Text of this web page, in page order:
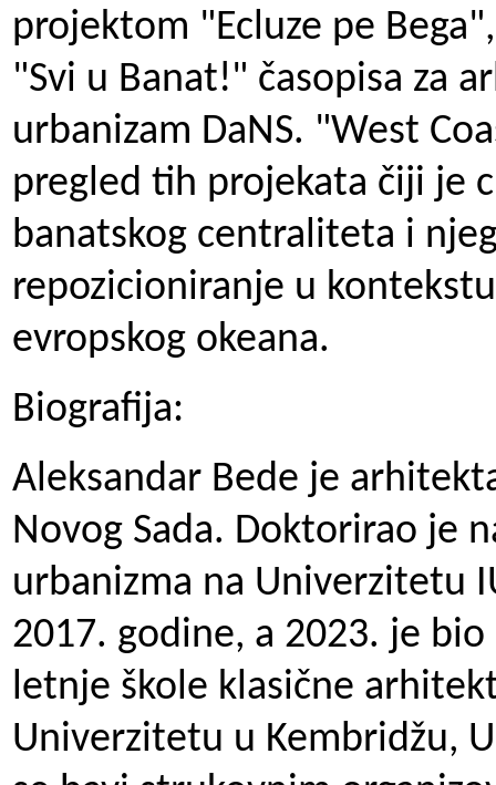
projektom "Ecluze pe
"Svi u Banat!" časopisa za
urbanizam DaNS. "West
pregled tih projekata čiji je
banatskog centraliteta i
repozicioniranje u
evropskog okeana.
Biografija:
Aleksandar Bede je
Novog Sada. Doktorirao je
urbanizma na Univerzitetu
2017. godine, a 2023. je bio
letnje škole klasične
Univerzitetu u Kembridžu,